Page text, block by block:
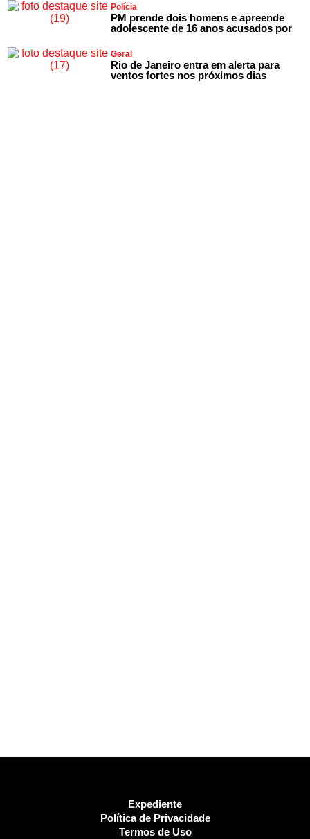
Polícia
PM prende dois homens e apreende
adolescente de 16 anos acusados por
Geral
Rio de Janeiro entra em alerta para
ventos fortes nos próximos dias
Expediente
Política de Privacidade
Termos de Uso